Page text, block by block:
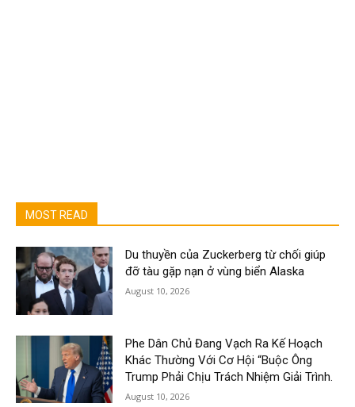
MOST READ
Du thuyền của Zuckerberg từ chối giúp
đỡ tàu gặp nạn ở vùng biển Alaska
August 10, 2026
Phe Dân Chủ Đang Vạch Ra Kế Hoạch
Khác Thường Với Cơ Hội “Buộc Ông
Trump Phải Chịu Trách Nhiệm Giải Trình.
August 10, 2026